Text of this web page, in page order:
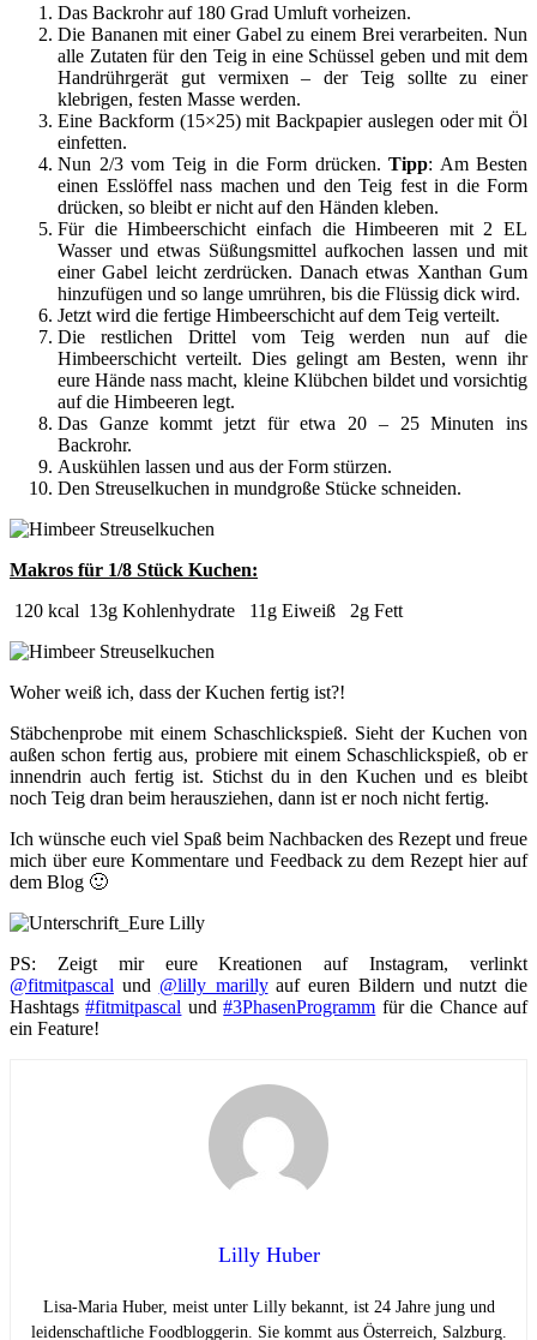
Das Backrohr auf 180 Grad Umluft vorheizen.
Die Bananen mit einer Gabel zu einem Brei verarbeiten. Nun
alle Zutaten für den Teig in eine Schüssel geben und mit dem
Handrührgerät gut vermixen – der Teig sollte zu einer
klebrigen, festen Masse werden.
Eine Backform (15×25) mit Backpapier auslegen oder mit Öl
einfetten.
Nun 2/3 vom Teig in die Form drücken. Tipp: Am Besten
einen Esslöffel nass machen und den Teig fest in die Form
drücken, so bleibt er nicht auf den Händen kleben.
Für die Himbeerschicht einfach die Himbeeren mit 2 EL
Wasser und etwas Süßungsmittel aufkochen lassen und mit
einer Gabel leicht zerdrücken. Danach etwas Xanthan Gum
hinzufügen und so lange umrühren, bis die Flüssig dick wird.
Jetzt wird die fertige Himbeerschicht auf dem Teig verteilt.
Die restlichen Drittel vom Teig werden nun auf die
Himbeerschicht verteilt. Dies gelingt am Besten, wenn ihr
eure Hände nass macht, kleine Klübchen bildet und vorsichtig
auf die Himbeeren legt.
Das Ganze kommt jetzt für etwa 20 – 25 Minuten ins
Backrohr.
Auskühlen lassen und aus der Form stürzen.
Den Streuselkuchen in mundgroße Stücke schneiden.
Makros für 1/8 Stück Kuchen:
120 kcal 13g Kohlenhydrate 11g Eiweiß 2g Fett
Woher weiß ich, dass der Kuchen fertig ist?!
Stäbchenprobe mit einem Schaschlickspieß. Sieht der Kuchen von
außen schon fertig aus, probiere mit einem Schaschlickspieß, ob er
innendrin auch fertig ist. Stichst du in den Kuchen und es bleibt
noch Teig dran beim herausziehen, dann ist er noch nicht fertig.
Ich wünsche euch viel Spaß beim Nachbacken des Rezept und freue
mich über eure Kommentare und Feedback zu dem Rezept hier auf
dem Blog 🙂
PS: Zeigt mir eure Kreationen auf Instagram, verlinkt
@fitmitpascal und @lilly_marillyauf euren Bildern und nutzt die
Hashtags#fitmitpascal und#3PhasenProgramm für die Chance auf
ein Feature!
Lilly Huber
Lisa-Maria Huber, meist unter Lilly bekannt, ist 24 Jahre jung und
leidenschaftliche Foodbloggerin. Sie kommt aus Österreich, Salzburg.